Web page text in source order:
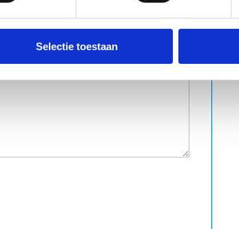
Selectie toestaan